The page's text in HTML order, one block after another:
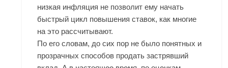
низкая инфляция не позволит ему начать
быстрый цикл повышения ставок, как многие
на это рассчитывают.
По его словам, до сих пор не было понятных и
прозрачных способов продать застрявший